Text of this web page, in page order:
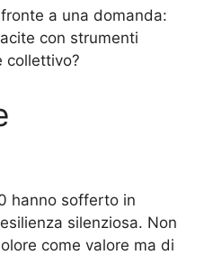
a una domanda:
con strumenti
collettivo?
hanno sofferto in
silenziosa. Non
come valore ma di